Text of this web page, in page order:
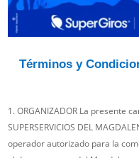
Términos y
1. ORGANIZADOR La presente
SUPERSERVICIOS DEL
operador autorizado para la